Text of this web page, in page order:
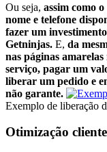
Ou seja, assim como
nome e telefone
fazer um
Getninjas. E, da
nas páginas
serviço, pagar um
liberar um pedido e
não garante.
Exemplo de liberação
Otimização